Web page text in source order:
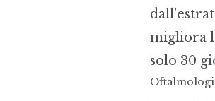
migliora
solo 30